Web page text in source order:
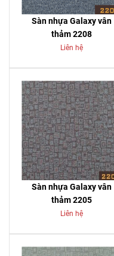
Sàn nhựa Galaxy vân
thảm 2208
Liên hệ
Sàn nhựa Galaxy vân
thảm 2205
Liên hệ